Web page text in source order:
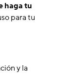
haga tu
para tu
y la